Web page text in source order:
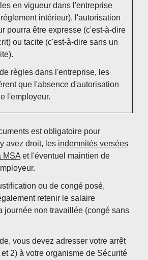
en vigueur dans l'entreprise
intérieur), l'autorisation
pourra être expresse (c'est-à-dire
ou tacite (c'est-à-dire sans un
règles dans l'entreprise, les
que l'absence d'autorisation
l'employeur.
est obligatoire pour
avez droit, les indemnités versées
MSA et l'éventuel maintien de
ou de congé posé,
retenir le salaire
journée non travaillée (congé sans
vous devez adresser votre arrêt
2) à votre organisme de Sécurité